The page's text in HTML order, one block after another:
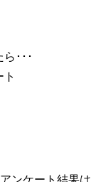
･･･
ンケート結果は